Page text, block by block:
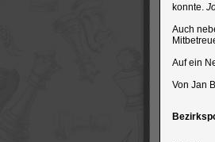
konnte.
Auch
Auf ein
Von Jan